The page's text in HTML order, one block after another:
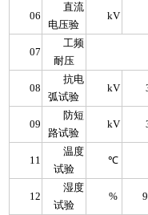
06
直流
电压验
kV
07
工频
耐压
08
抗电
弧试验
kV
09
防短
路试验
kV
11
温度
试验
℃
12
湿度
试验
%